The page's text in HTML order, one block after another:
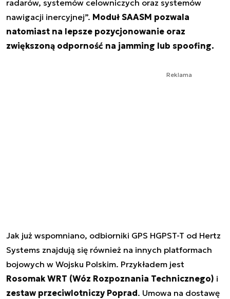
radarów, systemów celowniczych oraz systemów
nawigacji inercyjnej”. Moduł SAASM pozwala
natomiast na lepsze pozycjonowanie oraz
zwiększoną odporność na jamming lub spoofing.
Reklama
Jak już wspomniano, odbiorniki GPS HGPST-T od Hertz
Systems znajdują się również na innych platformach
bojowych w Wojsku Polskim. Przykładem jest
Rosomak WRT (Wóz Rozpoznania Technicznego) i
zestaw przeciwlotniczy Poprad. Umowa na dostawę